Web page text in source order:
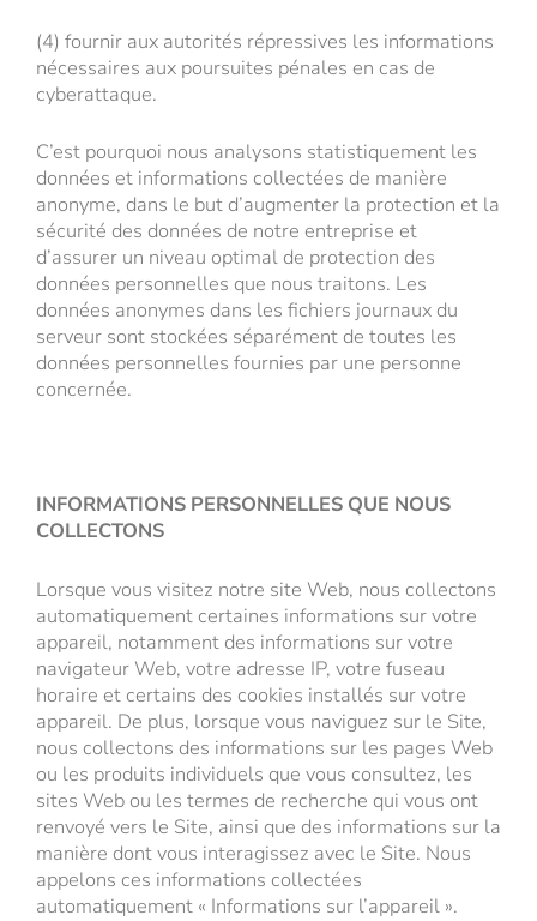
(4) fournir aux autorités répressives les informations
nécessaires aux poursuites pénales en cas de
cyberattaque.
C’est pourquoi nous analysons statistiquement les
données et informations collectées de manière
anonyme, dans le but d’augmenter la protection et la
sécurité des données de notre entreprise et
d’assurer un niveau optimal de protection des
données personnelles que nous traitons. Les
données anonymes dans les fichiers journaux du
serveur sont stockées séparément de toutes les
données personnelles fournies par une personne
concernée.
INFORMATIONS PERSONNELLES QUE NOUS
COLLECTONS
Lorsque vous visitez notre site Web, nous collectons
automatiquement certaines informations sur votre
appareil, notamment des informations sur votre
navigateur Web, votre adresse IP, votre fuseau
horaire et certains des cookies installés sur votre
appareil. De plus, lorsque vous naviguez sur le Site,
nous collectons des informations sur les pages Web
ou les produits individuels que vous consultez, les
sites Web ou les termes de recherche qui vous ont
renvoyé vers le Site, ainsi que des informations sur la
manière dont vous interagissez avec le Site. Nous
appelons ces informations collectées
automatiquement « Informations sur l’appareil ».